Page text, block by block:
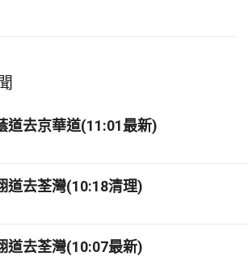
道去京華道(11:01最新)
道去荃灣(10:18清理)
道去荃灣(10:07最新)